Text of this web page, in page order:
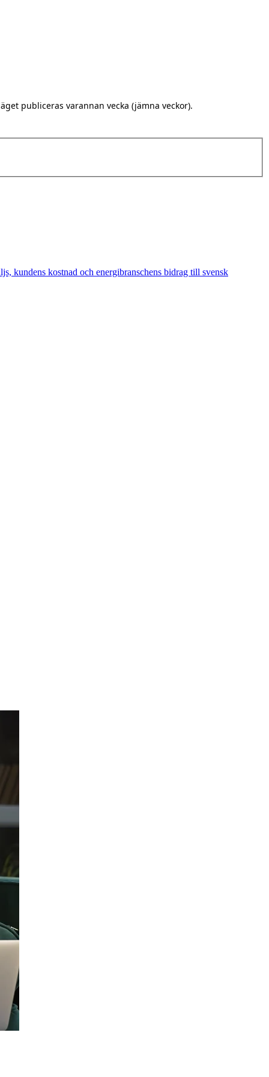
publiceras varannan vecka (jämna veckor).
kundens kostnad och energibranschens bidrag till svensk